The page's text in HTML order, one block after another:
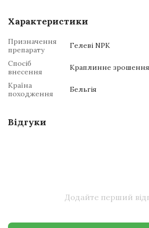
Характеристики
Призначення
препарату
Гелеві NPK
Спосіб
внесення
Краплинне зрошення
Країна
походження
Бельгія
Відгуки
Додайте перший